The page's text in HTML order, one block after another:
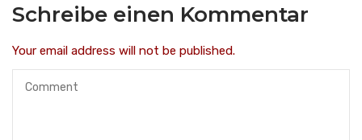
Schreibe einen Kommentar
Your email address will not be published.